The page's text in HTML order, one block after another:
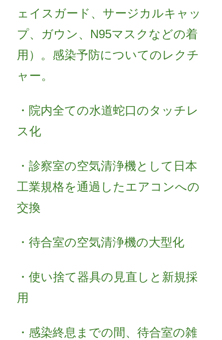
ェイスガード、サージカルキャッ
プ、ガウン、N95マスクなどの着
用）。感染予防についてのレクチ
ャー。
・院内全ての水道蛇口のタッチレ
ス化
・診察室の空気清浄機として日本
工業規格を通過したエアコンへの
交換
・待合室の空気清浄機の大型化
・使い捨て器具の見直しと新規採
用
・感染終息までの間、待合室の雑